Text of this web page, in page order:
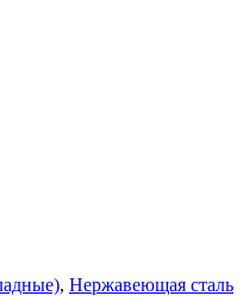
, Нержавеющая сталь